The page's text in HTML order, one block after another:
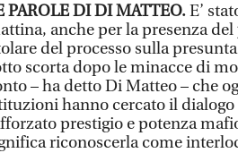
PAROLE DI DI MATTEO.E’
anche per la presenza del
del processo sulla
scorta dopo le minacce di
– ha detto Di Matteo – che
hanno cercato il
prestigio e potenza
riconoscerla come